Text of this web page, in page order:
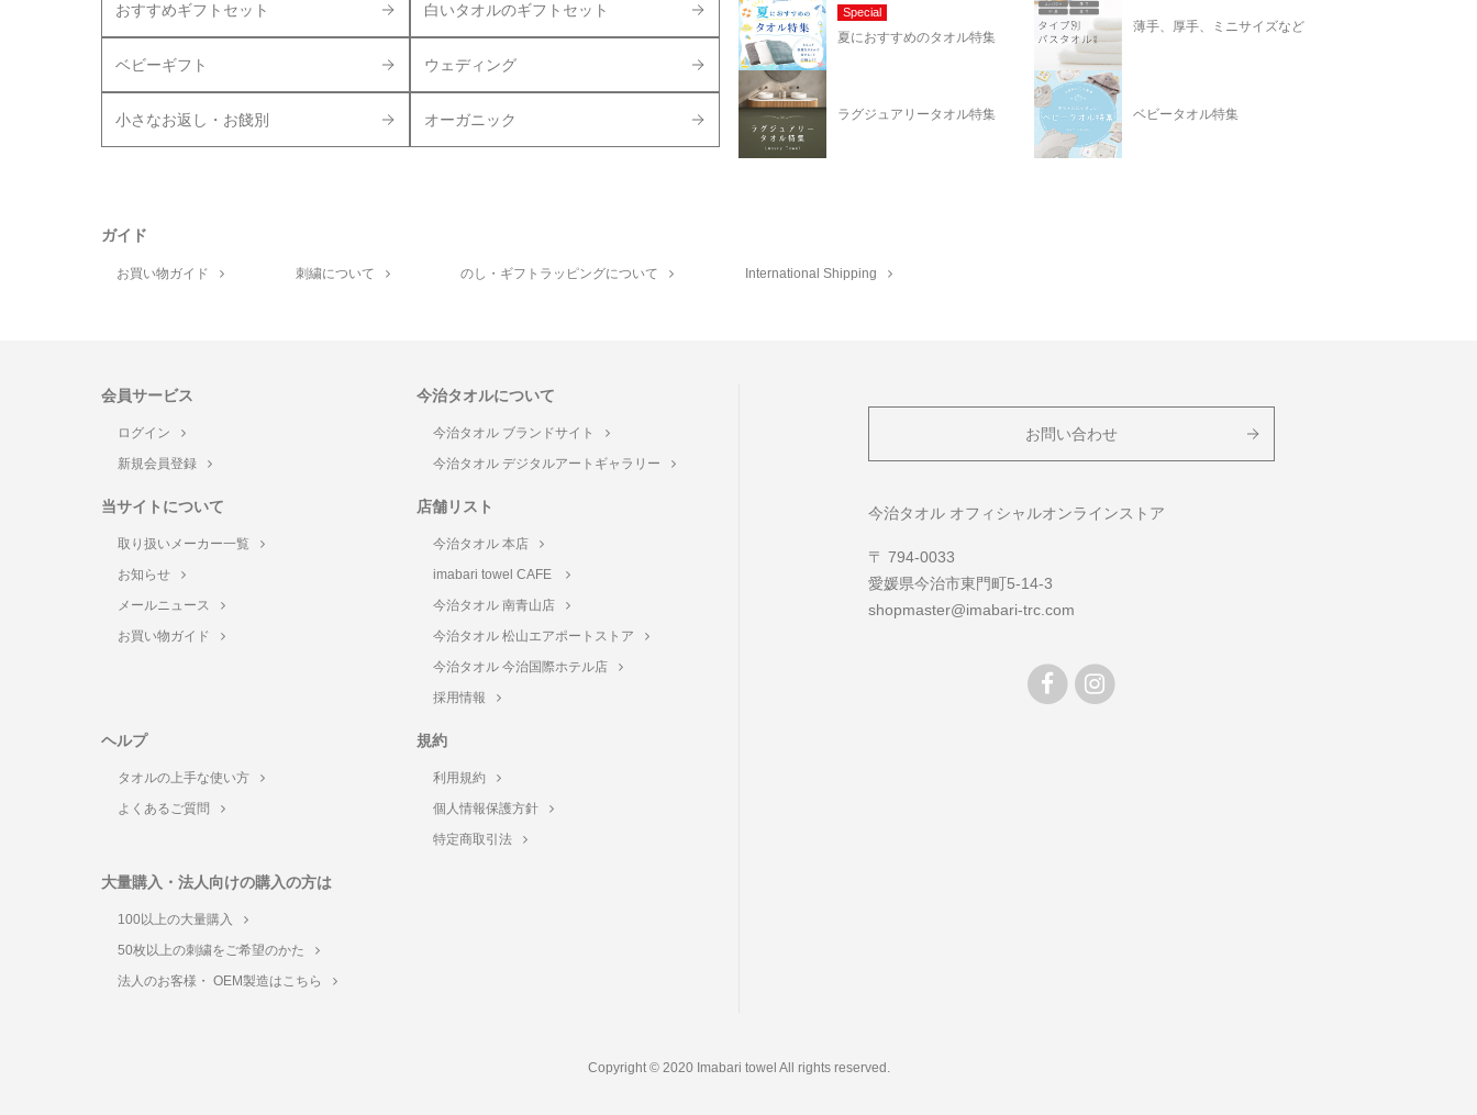
おすすめギフトセット 白いタオルのギフトセット
ベビーギフト ウェディング
小さなお返し・お餞別 オーガニック
Special
夏におすすめのタオル特集
薄手、厚手、ミニサイズなど
ラグジュアリータオル特集 ベビータオル特集
ガイド
お買い物ガイド 刺繍について のし・ギフトラッピングについて International Shipping
会員サービス
ログイン
新規会員登録
今治タオルについて
今治タオル ブランドサイト
今治タオル デジタルアートギャラリー
当サイトについて
取り扱いメーカー一覧
お知らせ
メールニュース
お買い物ガイド
店舗リスト
今治タオル 本店
imabari towel CAFE
今治タオル 南青山店
今治タオル 松山エアポートストア
今治タオル 今治国際ホテル店
採用情報
ヘルプ
タオルの上手な使い方
よくあるご質問
規約
利用規約
個人情報保護方針
特定商取引法
大量購入・法人向けの購入の方は
100以上の大量購入
50枚以上の刺繍をご希望のかた
法人のお客様・ OEM製造はこちら
お問い合わせ
今治タオル オフィシャルオンラインストア
〒 794-0033
愛媛県今治市東門町5-14-3
shopmaster@imabari-trc.com
Copyright © 2020 Imabari towel All rights reserved.